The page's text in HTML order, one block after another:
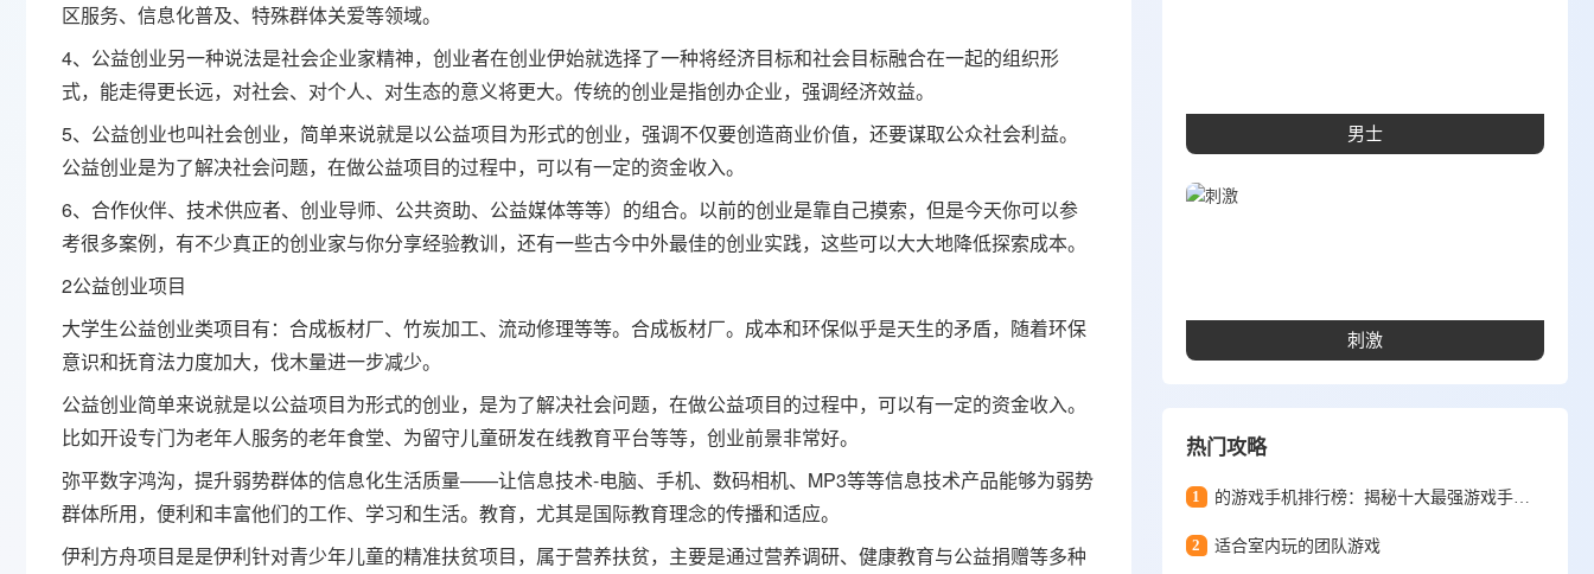
区服务、信息化普及、特殊群体关爱等领域。
4、公益创业另一种说法是社会企业家精神，创业者在创业伊始就选择了一种将经济目标和社会目标融合在一起的组织形
式，能走得更长远，对社会、对个人、对生态的意义将更大。传统的创业是指创办企业，强调经济效益。
5、公益创业也叫社会创业，简单来说就是以公益项目为形式的创业，强调不仅要创造商业价值，还要谋取公众社会利益。
公益创业是为了解决社会问题，在做公益项目的过程中，可以有一定的资金收入。
6、合作伙伴、技术供应者、创业导师、公共资助、公益媒体等等）的组合。以前的创业是靠自己摸索，但是今天你可以参
考很多案例，有不少真正的创业家与你分享经验教训，还有一些古今中外最佳的创业实践，这些可以大大地降低探索成本。
2公益创业项目
大学生公益创业类项目有：合成板材厂、竹炭加工、流动修理等等。合成板材厂。成本和环保似乎是天生的矛盾，随着环保
意识和抚育法力度加大，伐木量进一步减少。
公益创业简单来说就是以公益项目为形式的创业，是为了解决社会问题，在做公益项目的过程中，可以有一定的资金收入。
比如开设专门为老年人服务的老年食堂、为留守儿童研发在线教育平台等等，创业前景非常好。
弥平数字鸿沟，提升弱势群体的信息化生活质量——让信息技术-电脑、手机、数码相机、MP3等等信息技术产品能够为弱势
群体所用，便利和丰富他们的工作、学习和生活。教育，尤其是国际教育理念的传播和适应。
伊利方舟项目是是伊利针对青少年儿童的精准扶贫项目，属于营养扶贫，主要是通过营养调研、健康教育与公益捐赠等多种
男士
刺激
热门攻略
1 的游戏手机排行榜：揭秘十大最强游戏手机及第一名霸主地位之争
2 适合室内玩的团队游戏